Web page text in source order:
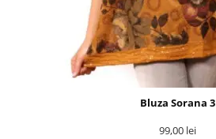
Bluza Sorana 3
99,00 lei